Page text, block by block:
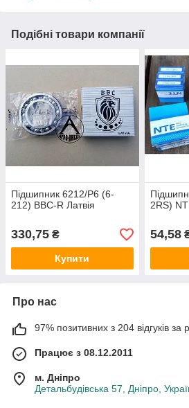
Подібні товари компанії
Підшипник 6212/Р6 (6-
212) BBC-R Латвія
330,75 ₴
Купити
2RS)
54,58
Про нас
97% позитивних з 204 відгуків за
Працює з 08.12.2011
м. Дніпро
Детальбудівська 57, Дніпро,